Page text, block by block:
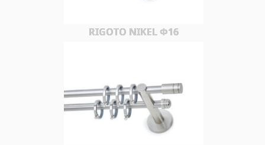
RIGOTO NIKEL Φ16